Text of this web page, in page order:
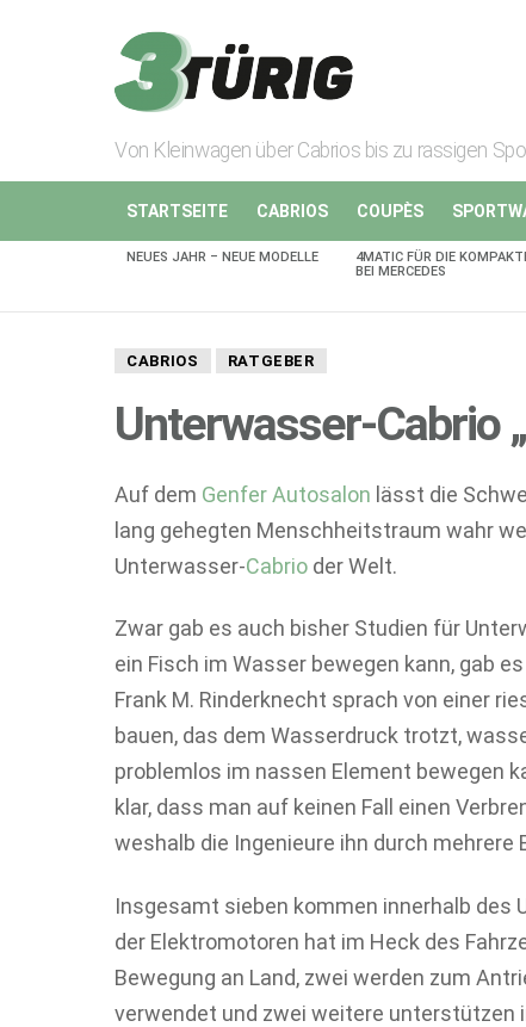
Von Kleinwagen über Cabrios bis zu rassigen
STARTSEITE CABRIOS COUPÈS
AKTUELLES
NEUES JAHR – NEUE MODELLE
4MATIC FÜR DIE
BEI MERCEDES
CABRIOS RATGEBER
Unterwasser-Cabrio
Auf dem Genfer Autosalon lässt die
lang gehegten Menschheitstraum wahr
Unterwasser-Cabrio der Welt.
Zwar gab es auch bisher Studien für
ein Fisch im Wasser bewegen kann, gab
Frank M. Rinderknecht sprach von einer
bauen, das dem Wasserdruck trotzt,
problemlos im nassen Element bewegen
klar, dass man auf keinen Fall einen
weshalb die Ingenieure ihn durch
Insgesamt sieben kommen innerhalb des
der Elektromotoren hat im Heck des
Bewegung an Land, zwei werden zum
verwendet und zwei weitere unterstützen